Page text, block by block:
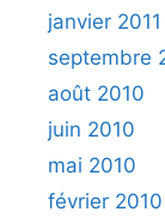
janvier 2011
septembre
août 2010
juin 2010
mai 2010
février 2010